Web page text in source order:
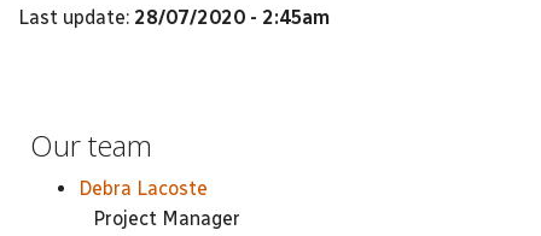
Last update: 28/07/2020 - 2:45am
Our team
Debra Lacoste
Project Manager